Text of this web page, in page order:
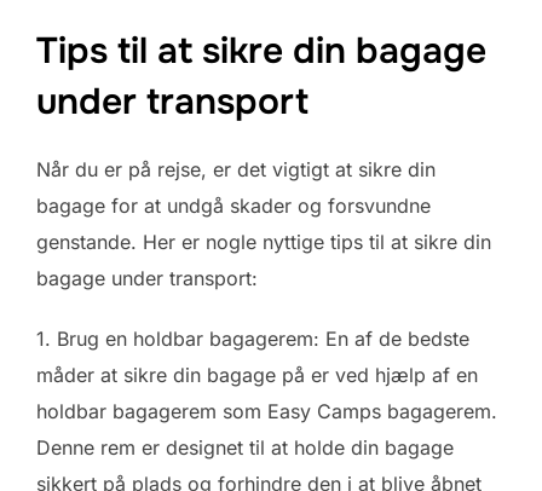
Tips til at sikre din bagage
under transport
Når du er på rejse, er det vigtigt at sikre din
bagage for at undgå skader og forsvundne
genstande. Her er nogle nyttige tips til at sikre din
bagage under transport:
1. Brug en holdbar bagagerem: En af de bedste
måder at sikre din bagage på er ved hjælp af en
holdbar bagagerem som Easy Camps bagagerem.
Denne rem er designet til at holde din bagage
sikkert på plads og forhindre den i at blive åbnet